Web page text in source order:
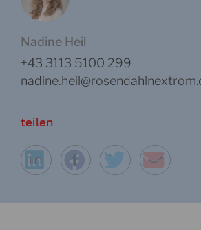
Nadine Heil
+43 3113 5100 299
teilen